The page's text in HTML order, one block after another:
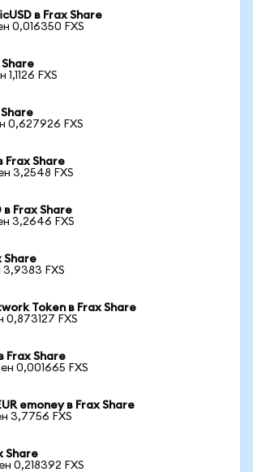
в Frax Share
0,016350 FXS
Share
1,1126 FXS
0,627926 FXS
Frax Share
3,2548 FXS
в Frax Share
3,2646 FXS
Share
3,9383 FXS
Token в Frax Share
0,873127 FXS
Frax Share
0,001665 FXS
emoney в Frax Share
3,7756 FXS
Share
0,218392 FXS